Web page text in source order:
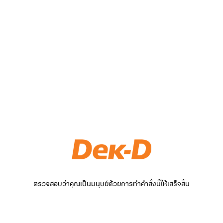
ตรวจสอบว่าคุณเป็นมนุษย์ด้วยการทำคำสั่งนี้ให้เสร็จสิ้น